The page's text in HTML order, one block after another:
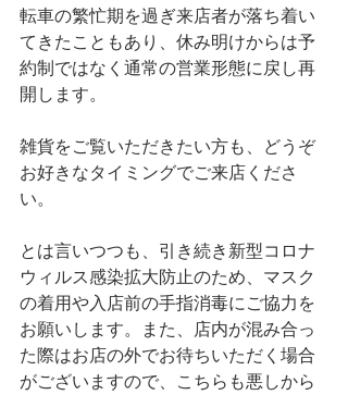
転車の繁忙期を過ぎ来店者が落ち着い
てきたこともあり、休み明けからは予
約制ではなく通常の営業形態に戻し再
開します。
雑貨をご覧いただきたい方も、どうぞ
お好きなタイミングでご来店くださ
い。
とは言いつつも、引き続き新型コロナ
ウィルス感染拡大防止のため、マスク
の着用や入店前の手指消毒にご協力を
お願いします。また、店内が混み合っ
た際はお店の外でお待ちいただく場合
がございますので、こちらも悪しから